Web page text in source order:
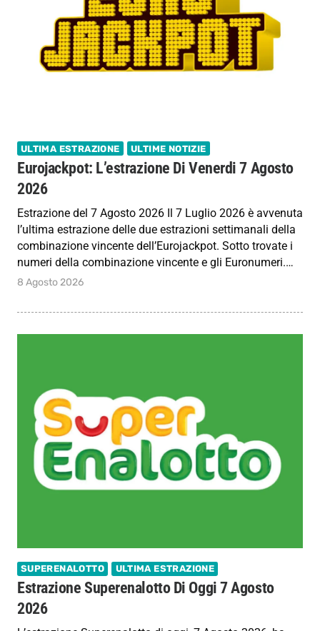
ULTIMA ESTRAZIONE ULTIME NOTIZIE
Eurojackpot: L’estrazione Di Venerdi 7 Agosto
2026
Estrazione del 7 Agosto 2026 Il 7 Luglio 2026 è avvenuta
l’ultima estrazione delle due estrazioni settimanali della
combinazione vincente dell’Eurojackpot. Sotto trovate i
numeri della combinazione vincente e gli Euronumeri.…
8 Agosto 2026
SUPERENALOTTO ULTIMA ESTRAZIONE
Estrazione Superenalotto Di Oggi 7 Agosto
2026